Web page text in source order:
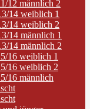
12 männlich 2
14 weiblich 1
14 weiblich 2
14 männlich 1
14 männlich 2
16 weiblich 1
16 weiblich 2
16 männlich